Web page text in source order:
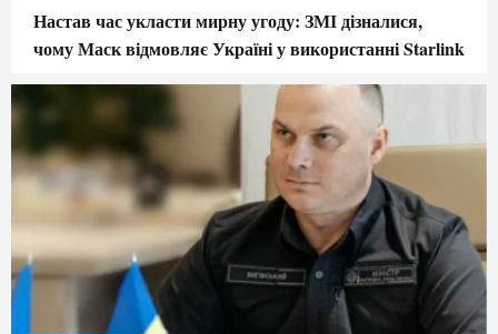
Настав час укласти мирну угоду: ЗМІ дізналися,
чому Маск відмовляє Україні у використанні Starlink